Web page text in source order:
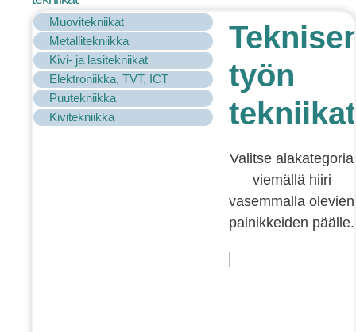
Muovitekniikat
Metallitekniikka
Kivi- ja lasitekniikat
Elektroniikka, TVT, ICT
Puutekniikka
Kivitekniikka
työn
tekniikat
Valitse alakategoria
viemällä hiiri
vasemmalla olevien
painikkeiden päälle.